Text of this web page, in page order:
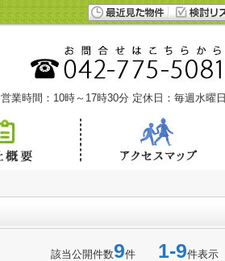
営業時間：10時～17時30分 定休日：毎週水曜日
該当公開件数9件 1-9件表示